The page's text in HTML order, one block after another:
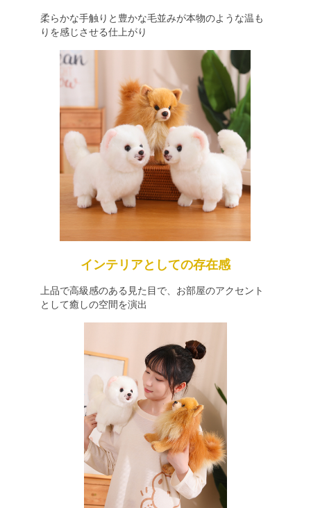
柔らかな手触りと豊かな毛並みが本物のような温も
りを感じさせる仕上がり
インテリアとしての存在感
上品で高級感のある見た目で、お部屋のアクセント
として癒しの空間を演出